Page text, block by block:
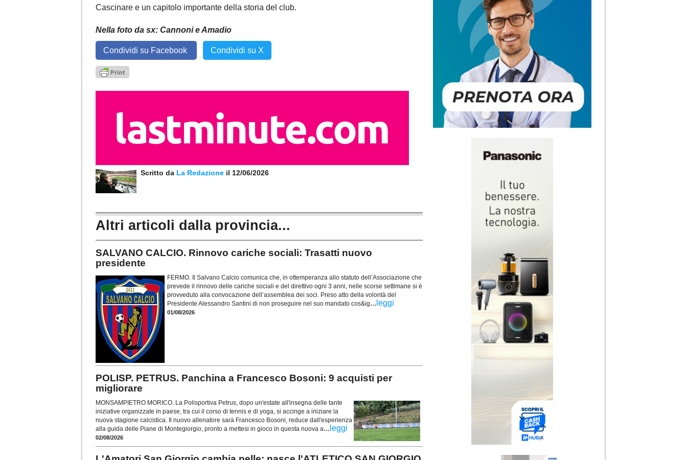
Cascinare e un capitolo importante della storia del club.
Nella foto da sx: Cannoni e Amadio
Condividi su Facebook Condividi su X
Scritto da La Redazione il 12/06/2026
Altri articoli dalla provincia...
SALVANO CALCIO. Rinnovo cariche sociali: Trasatti nuovo
presidente
FERMO. Il Salvano Calcio comunica che, in ottemperanza allo statuto dell’Associazione che
prevede il rinnovo delle cariche sociali e del direttivo ogni 3 anni, nelle scorse settimane si è
provveduto alla convocazione dell’assemblea dei soci. Preso atto della volontà del
Presidente Alessandro Santini di non proseguire nel suo mandato cos&ig... leggi
01/08/2026
POLISP. PETRUS. Panchina a Francesco Bosoni: 9 acquisti per
migliorare
MONSAMPIETRO MORICO. La Polisportiva Petrus, dopo un'estate all'insegna delle tante
iniziative organizzate in paese, tra cui il corso di tennis e di yoga, si accinge a iniziare la
nuova stagione calcistica. Il nuovo allenatore sarà Francesco Bosoni, reduce dall'esperienza
alla guida delle Piane di Montegiorgio, pronto a mettesi in gioco in questa nuova a... leggi
02/08/2026